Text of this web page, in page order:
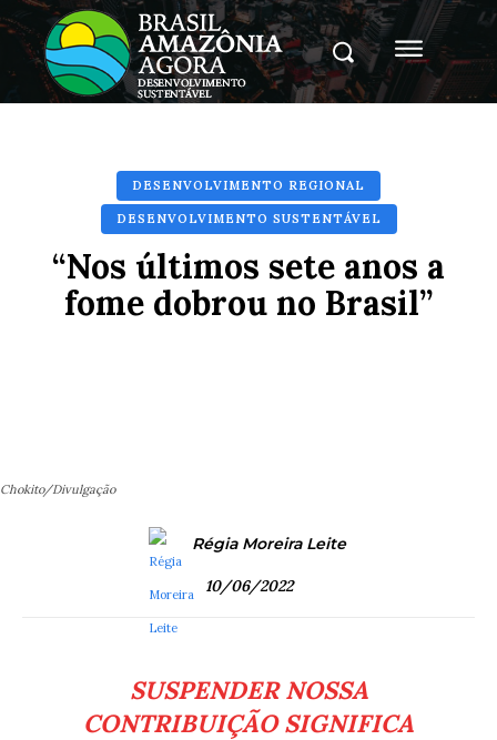
DESENVOLVIMENTO REGIONAL
DESENVOLVIMENTO SUSTENTÁVEL
“Nos últimos sete anos a
fome dobrou no Brasil”
Chokito/Divulgação
Régia Moreira Leite
10/06/2022
SUSPENDER NOSSA
CONTRIBUIÇÃO SIGNIFICA